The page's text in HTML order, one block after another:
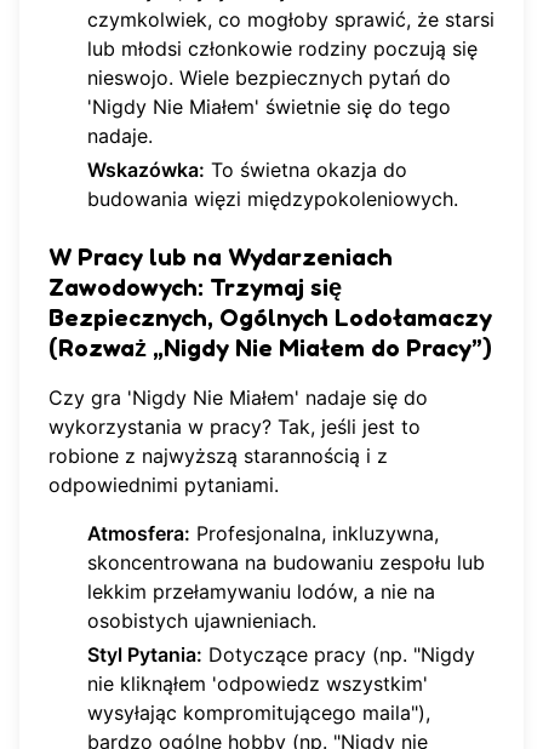
czymkolwiek, co mogłoby sprawić, że starsi
lub młodsi członkowie rodziny poczują się
nieswojo. Wiele bezpiecznych pytań do
'Nigdy Nie Miałem' świetnie się do tego
nadaje.
Wskazówka: To świetna okazja do
budowania więzi międzypokoleniowych.
W Pracy lub na Wydarzeniach
Zawodowych: Trzymaj się
Bezpiecznych, Ogólnych Lodołamaczy
(Rozważ „Nigdy Nie Miałem do Pracy”)
Czy gra 'Nigdy Nie Miałem' nadaje się do
wykorzystania w pracy? Tak, jeśli jest to
robione z najwyższą starannością i z
odpowiednimi pytaniami.
Atmosfera: Profesjonalna, inkluzywna,
skoncentrowana na budowaniu zespołu lub
lekkim przełamywaniu lodów, a nie na
osobistych ujawnieniach.
Styl Pytania: Dotyczące pracy (np. "Nigdy
nie kliknąłem 'odpowiedz wszystkim'
wysyłając kompromitującego maila"),
bardzo ogólne hobby (np. "Nigdy nie